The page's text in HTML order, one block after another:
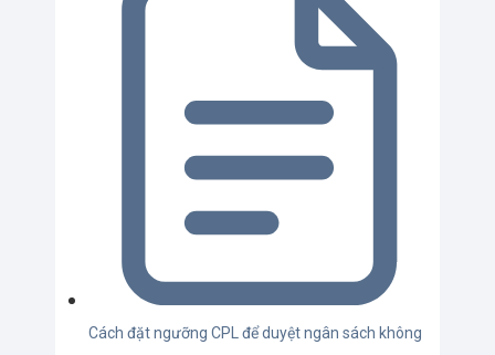
Cách đặt ngưỡng CPL để duyệt ngân sách không